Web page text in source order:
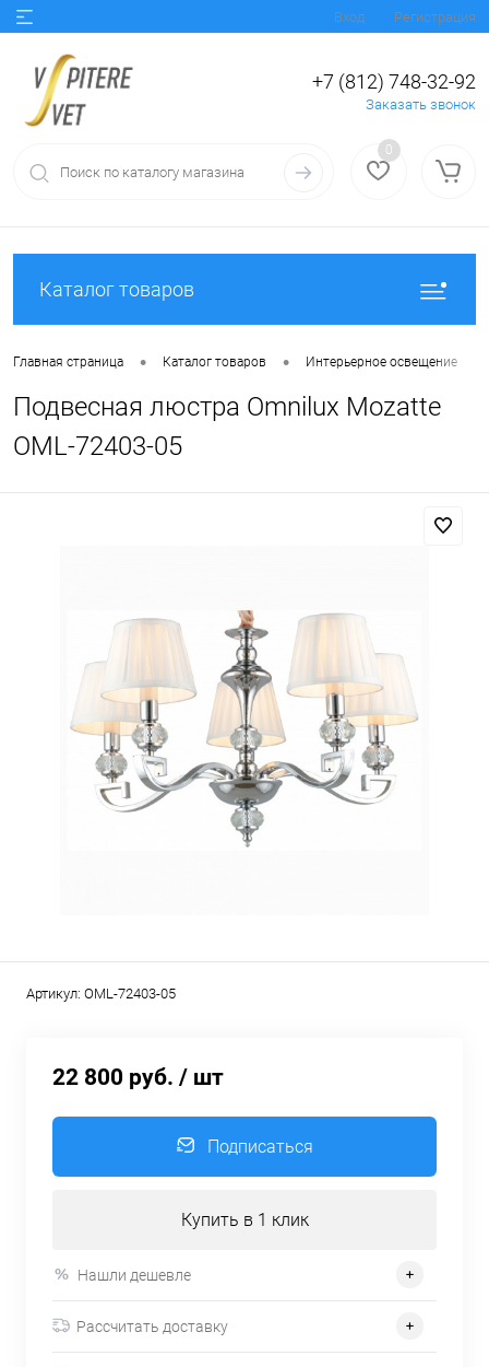
Вход Регистрация
+7 (812) 748-32-92
Заказать звонок
0
Каталог товаров
Главная страница • Каталог товаров • Интерьерное освещение
Подвесная люстра Omnilux Mozatte
OML-72403-05
Артикул: OML-72403-05
22 800 руб. / шт
Подписаться
Купить в 1 клик
Нашли дешевле
Рассчитать доставку